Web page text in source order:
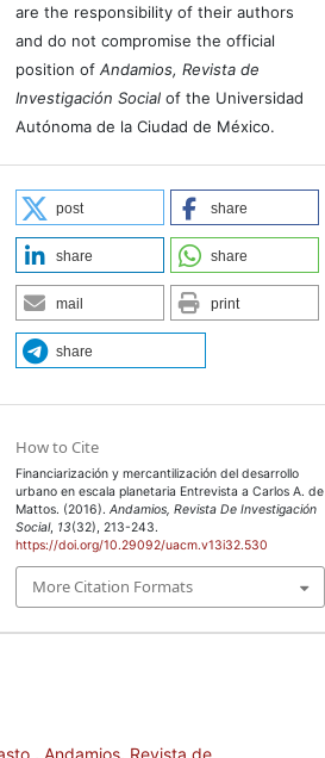
are the responsibility of their authors
and do not compromise the official
position ofAndamios, Revista de
Investigación Socialof the Universidad
Autónoma de la Ciudad de México.
post share
share share
mail print
share
How to Cite
Financiarización y mercantilización del desarrollo
urbano en escala planetaria Entrevista a Carlos A. de
Mattos. (2016).Andamios, Revista De Investigación
Social, 13(32), 213-243.
https://doi.org/10.29092/uacm.v13i32.530
More Citation Formats
, Andamios, Revista de